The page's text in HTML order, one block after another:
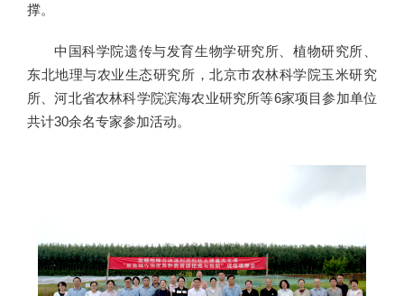
撑。
中国科学院遗传与发育生物学研究所、植物研究所、
东北地理与农业生态研究所，北京市农林科学院玉米研究
所、河北省农林科学院滨海农业研究所等6家项目参加单位
共计30余名专家参加活动。